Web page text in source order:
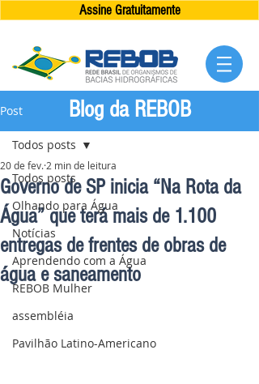
Assine Gratuitamente
Post
Todos posts
Olhando para Água
Notícias
Aprendendo com a Água
REBOB Mulher
assembléia
Pavilhão Latino-Americano
Todos posts
Governo de SP inicia “Na Rota da
Água” que terá mais de 1.100
entregas de frentes de obras de
água e saneamento
20 de fev. 2 min de leitura
Blog da REBOB